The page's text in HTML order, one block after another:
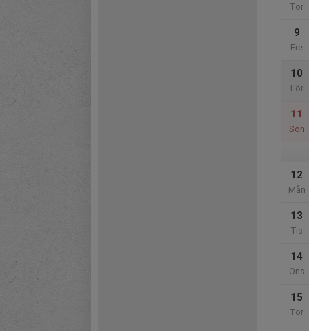
Tor
9
Fre
10
Lör
11
Sön
12
Mån
13
Tis
14
Ons
15
Tor